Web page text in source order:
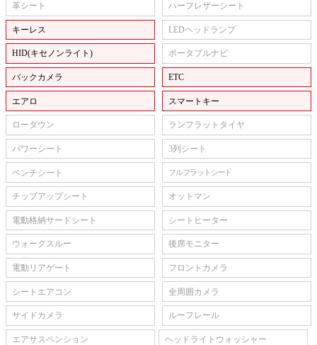
革シート ハーフレザーシート
キーレス LEDヘッドランプ
HID(キセノンライト) ポータブルナビ
バックカメラ ETC
エアロ スマートキー
ローダウン ランフラットタイヤ
パワーシート 3列シート
ベンチシート フルフラットシート
チップアップシート オットマン
電動格納サードシート シートヒーター
ウォークスルー 後席モニター
電動リアゲート フロントカメラ
シートエアコン 全周囲カメラ
サイドカメラ ルーフレール
エアサスペンション ヘッドライトウォッシャー